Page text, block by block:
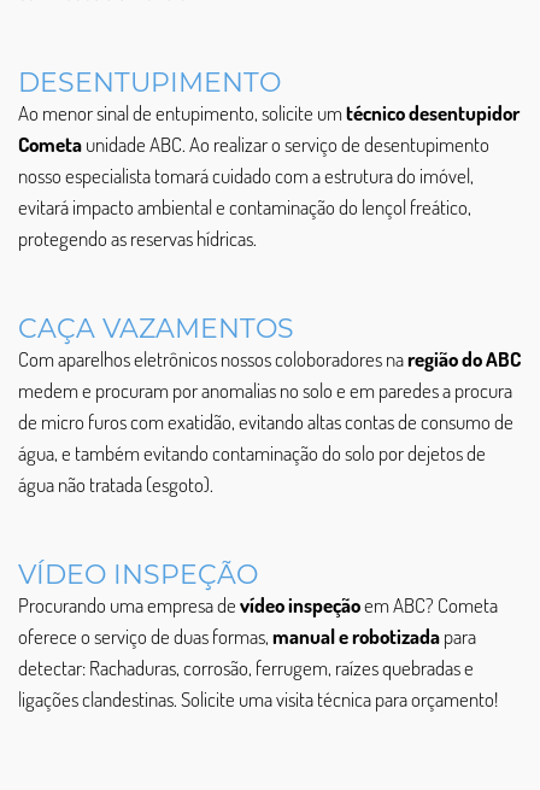
DESENTUPIMENTO
Ao menor sinal de entupimento, solicite umtécnico desentupidor
Cometaunidade ABC. Ao realizar o serviço de desentupimento
nosso especialista tomará cuidado com a estrutura do imóvel,
evitará impacto ambiental e contaminação do lençol freático,
protegendo as reservas hídricas.
CAÇA VAZAMENTOS
Com aparelhos eletrônicos nossos coloboradores naregião do ABC
medem e procuram por anomalias no solo e em paredes a procura
de micro furos com exatidão, evitando altas contas de consumo de
água, e também evitando contaminação do solo por dejetos de
água não tratada (esgoto).
VÍDEO INSPEÇÃO
Procurando uma empresa devídeo inspeçãoem ABC? Cometa
oferece o serviço de duas formas,manual e robotizadapara
detectar: Rachaduras, corrosão, ferrugem, raízes quebradas e
ligações clandestinas. Solicite uma visita técnica para orçamento!